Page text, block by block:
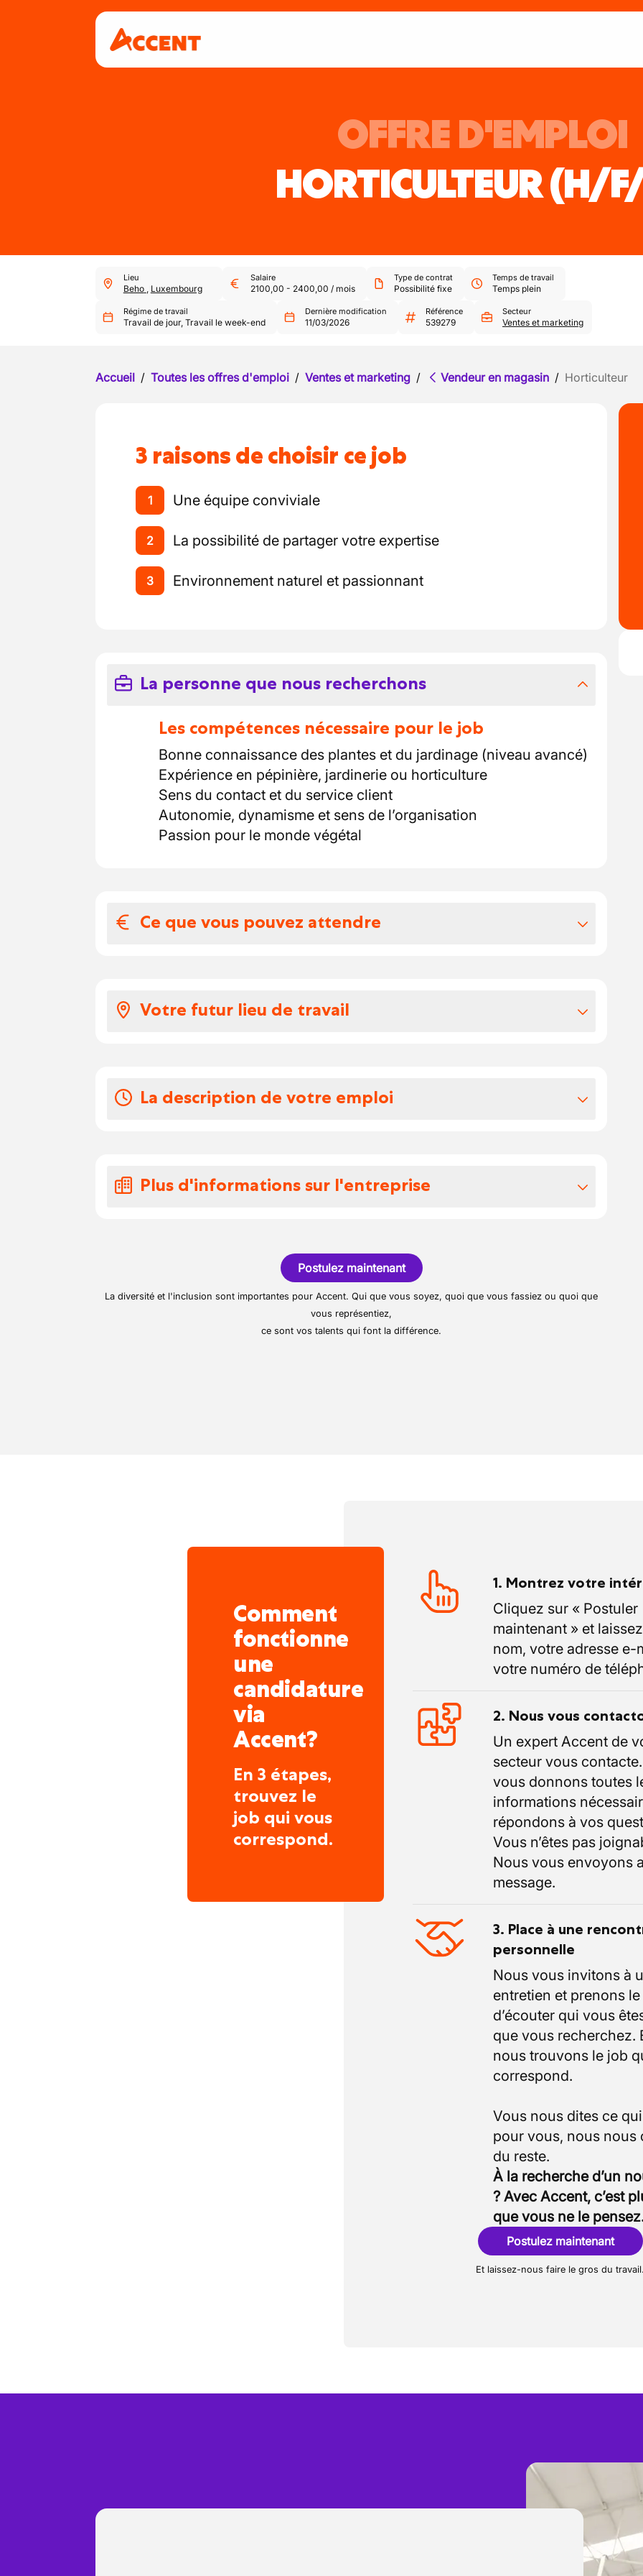
OFFRE D'EMPLOI
HORTICULTEUR(H/
Lieu
Beho , Luxembourg
Salaire
2100,00 - 2400,00 / mois
Type de contrat
Possibilité fixe
Temps de travail
Temps plein
Régime de travail
Travail de jour, Travail le week-end
Dernière modification
11/03/2026
Référence
539279
Secteur
Ventes et marketing
Accueil / Toutes les offres d'emploi / Ventes et marketing / Vendeur en magasin / Horticulteur
3 raisons de choisir ce job
1 Une équipe conviviale
2 La possibilité de partager votre expertise
3 Environnement naturel et passionnant
La personne que nous recherchons
Les compétences nécessaire pour le job
Bonne connaissance des plantes et du jardinage (niveau avancé)
Expérience en pépinière, jardinerie ou horticulture
Sens du contact et du service client
Autonomie, dynamisme et sens de l’organisation
Passion pour le monde végétal
Ce que vous pouvez attendre
Prime brut
Votre futur lieu de travail
La description de votre emploi
assurant l’entretien et la mise en valeur des végétaux en magasin.
Apporter des conseils professionnels sur l’entretien, l’arrosage,
la plantation et les soins des plantes
Participer à la mise en place et à l’entretien des végétaux en
Plus d'informations sur l'entreprise
dans la vente de plantes d’intérieur et d’extérieur, arbustes, fleurs
et accessoires de jardin.Postulez maintenant
La diversité et l'inclusion sont importantes pour Accent. Qui que vous soyez, quoi que vous fassiez ou quoi que
vous représentiez,
ce sont vos talents qui font la différence.
Comment
fonctionne
une
candidature
via
Accent?
En 3 étapes,
trouvez le
job qui vous
correspond.
1. Montrez votre
Cliquez sur « Postuler
maintenant » et
nom, votre adresse e-
votre numéro de
2. Nous vous
Un expert Accent de
secteur vous
vous donnons toutes
informations
répondons à vos
Vous n’êtes pas
Nous vous envoyons
message.
3. Place à une
personnelle
Nous vous invitons à
entretien et prenons
d’écouter qui vous
que vous recherchez.
nous trouvons le job
correspond.
Vous nous dites ce
pour vous, nous nous
À la recherche d’un
? Avec Accent, c’est
que vous ne le
Postulez maintenant
Et laissez-nous faire le gros du